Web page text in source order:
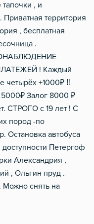
, и
Приватная территория
, бесплатная
.
! Каждый
четырёх +1000₽ ‼️
5000₽ Залог 8000 ₽
СТРОГО с 19 лет ! С
пород -по
Остановка автобуса
Петергоф
Александрия ,
, Ольгин пруд .
Можно снять на